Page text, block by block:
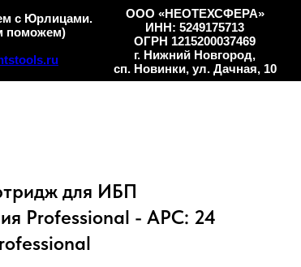
ООО «НЕОТЕХСФЕРА»
ИНН: 5249175713
ОГРН 1215200037469
г. Нижний Новгород,
сп. Новинки, ул. Дачная, 10
с Юрлицами.
поможем)
для ИБП
Professional - APC: 24